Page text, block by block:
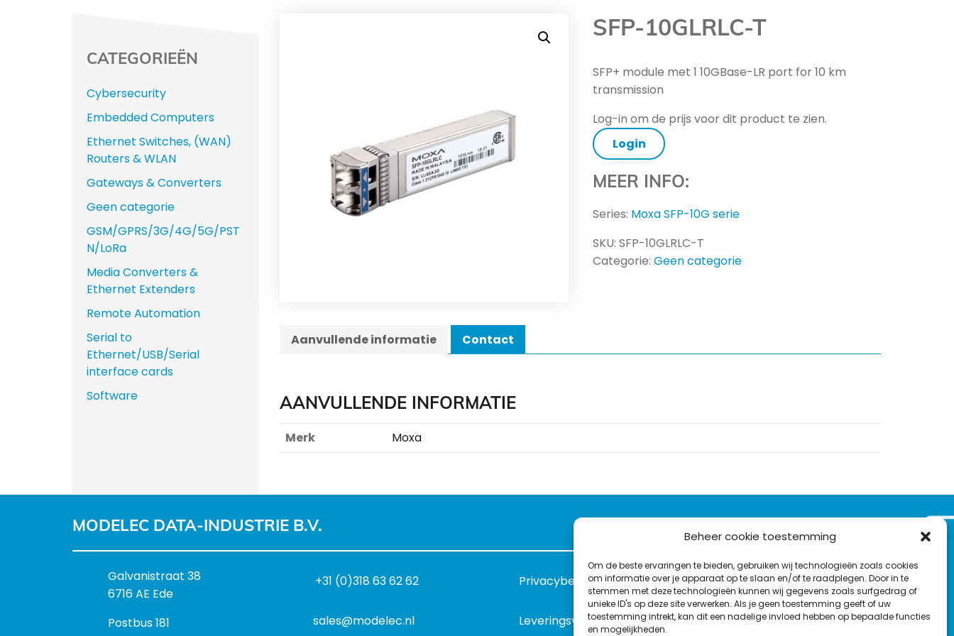
Beheer cookie toestemming
Om de beste ervaringen te bieden, gebruiken wij technologieën zoals cookies
om informatie over je apparaat op te slaan en/of te raadplegen. Door in te
stemmen met deze technologieën kunnen wij gegevens zoals surfgedrag of
unieke ID's op deze site verwerken. Als je geen toestemming geeft of uw
toestemming intrekt, kan dit een nadelige invloed hebben op bepaalde functies
en mogelijkheden.
SFP-10GLRLC-T
SFP+ module met 1 10GBase-LR port for 10 km
transmission
Log-in om de prijs voor dit product te zien.
Login
MEER INFO:
Series: Moxa SFP-10G serie
SKU:SFP-10GLRLC-T
Categorie:Geen categorie
Aanvullende informatie Contact
AANVULLENDE INFORMATIE
Merk Moxa
CATEGORIEËN
Cybersecurity
Embedded Computers
Ethernet Switches, (WAN)
Routers & WLAN
Gateways & Converters
Geen categorie
GSM/GPRS/3G/4G/5G/PST
N/LoRa
Media Converters &
Ethernet Extenders
Remote Automation
Serial to
Ethernet/USB/Serial
interface cards
Software
MODELEC DATA-INDUSTRIE B.V.
B
e
o
Galvanistraat 38
6716 AE Ede
P
Postbus 181
+31 (0)318 63 62 62
sales@modelec.nl
Privacybeleid
Leveringsvoorwaarden
VOLG ONS OP:
L
i
nT
w
F
a
c
Y
o
u
C
o
n